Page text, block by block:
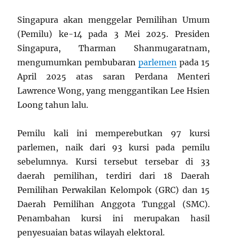
Singapura akan menggelar Pemilihan Umum
(Pemilu) ke-14 pada 3 Mei 2025. Presiden
Singapura, Tharman Shanmugaratnam,
mengumumkan pembubaran parlemen pada 15
April 2025 atas saran Perdana Menteri
Lawrence Wong, yang menggantikan Lee Hsien
Loong tahun lalu.
Pemilu kali ini memperebutkan 97 kursi
parlemen, naik dari 93 kursi pada pemilu
sebelumnya. Kursi tersebut tersebar di 33
daerah pemilihan, terdiri dari 18 Daerah
Pemilihan Perwakilan Kelompok (GRC) dan 15
Daerah Pemilihan Anggota Tunggal (SMC).
Penambahan kursi ini merupakan hasil
penyesuaian batas wilayah elektoral.